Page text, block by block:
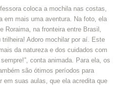
coloca a mochila nas costas,
em mais uma aventura. Na foto, ela
Roraima, na fronteira entre Brasil,
trilheira! Adoro mochilar por aí. Este
da natureza e dos cuidados com
conta animada. Para ela, os
são ótimos períodos para
em suas aulas, que ela acredita que